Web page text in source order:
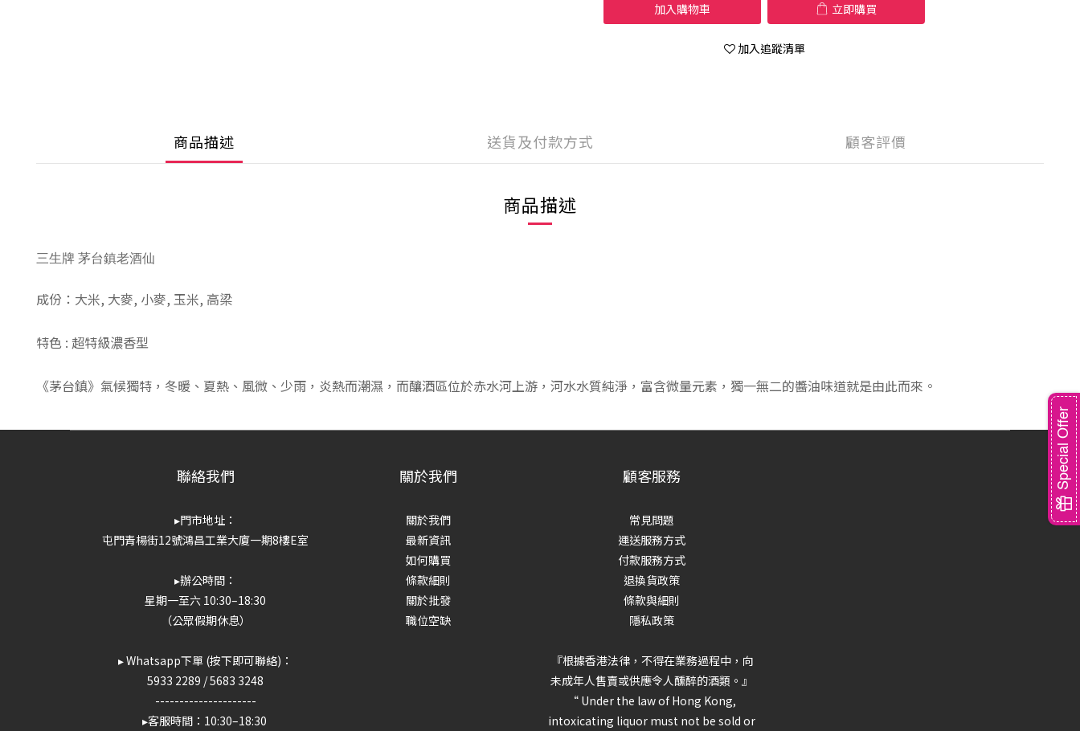
加入購物車 立即購買
加入追蹤清單
商品描述 送貨及付款方式 顧客評價
商品描述
三生牌 茅台鎮老酒仙
成份：大米, 大麥, 小麥, 玉米, 高梁
特色 : 超特級濃香型
《茅台鎮》氣候獨特，冬暖、夏熱、風微、少雨，炎熱而潮濕，而釀酒區位於赤水河上游，河水水質純淨，富含微量元素，獨一無二的醬油味道就是由此而來。
聯絡我們
▸門市地址：
屯門青楊街12號鴻昌工業大廈一期8樓E室
▸辦公時間：
星期一至六 10:30–18:30
（公眾假期休息）
▸ Whatsapp下單 (按下即可聯絡)：
5933 2289 /5683 3248
---------------------
▸客服時間：10:30–18:30
關於我們
關於我們
最新資訊
如何購買
條款細則
關於批發
職位空缺
顧客服務
常見問題
運送服務方式
付款服務方式
退換貨政策
條款與細則
隱私政策
『根據香港法律，不得在業務過程中，向
未成年人售賣或供應令人醺醉的酒類。』
“ Under the law of Hong Kong,
intoxicating liquor must not be sold or
Special Offer